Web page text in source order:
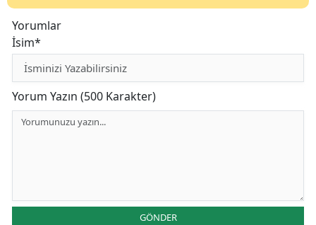
Yorumlar
İsim*
Yorum Yazın (500 Karakter)
GÖNDER